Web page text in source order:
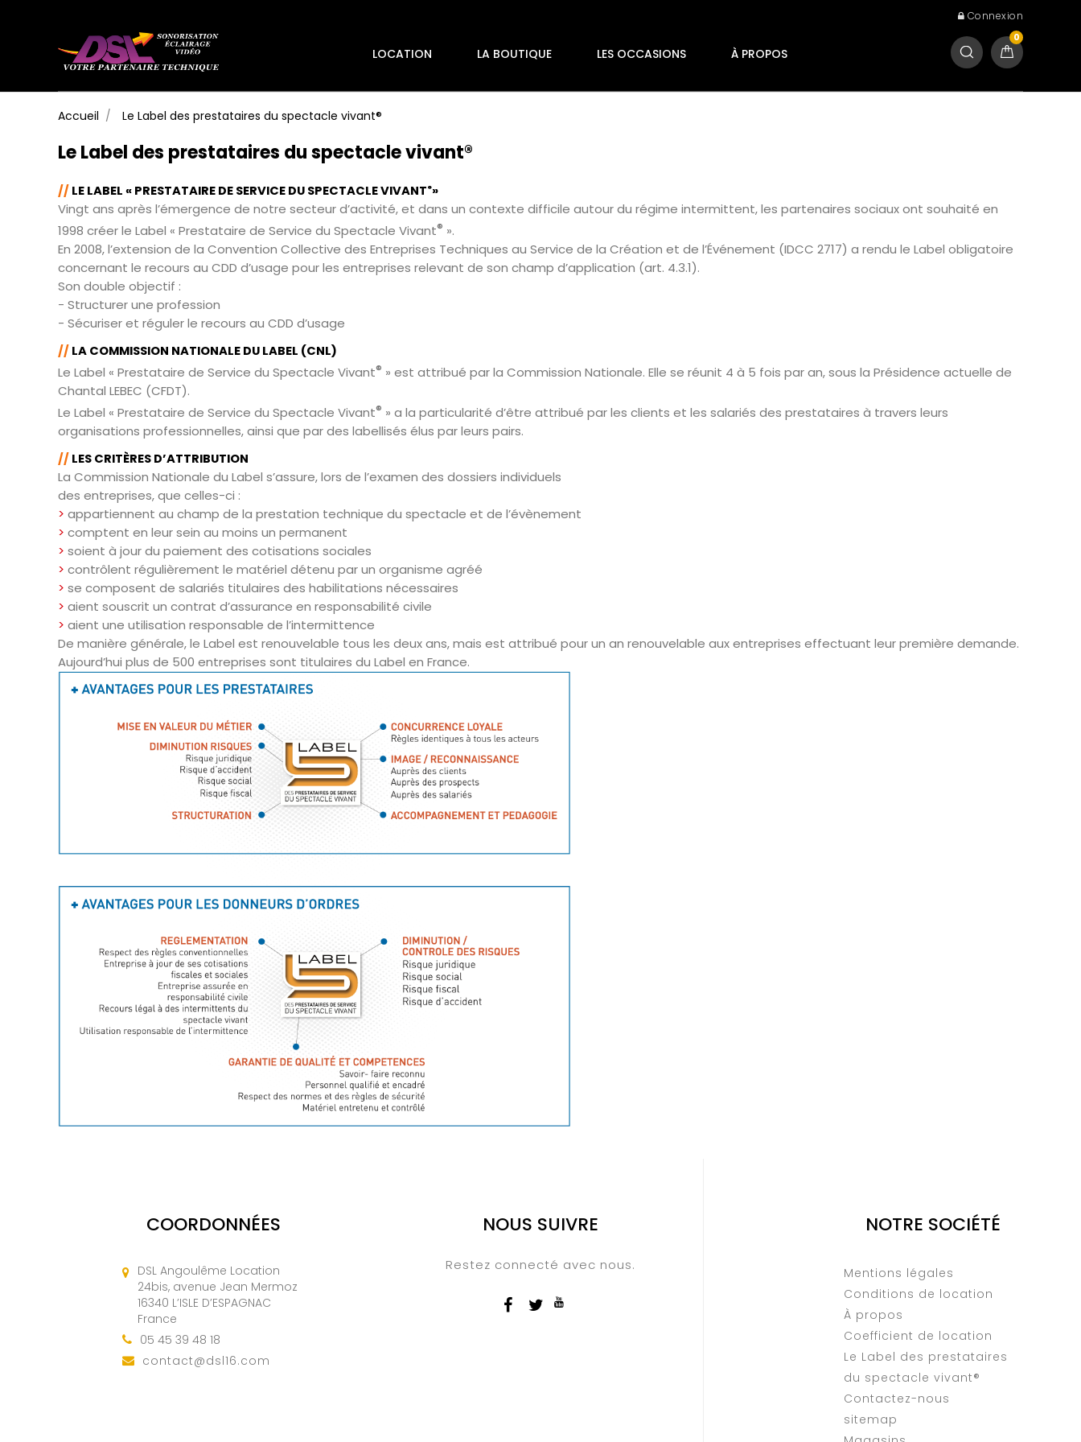
Connexion
0
LOCATION LA BOUTIQUE LES OCCASIONS À PROPOS
Accueil Le Label des prestataires du spectacle vivant®
Le Label des prestataires du spectacle vivant®
// LE LABEL « PRESTATAIRE DE SERVICE DU SPECTACLE VIVANT®»
Vingt ans après l’émergence de notre secteur d’activité, et dans un contexte difficile autour du régime intermittent, les partenaires sociaux ont souhaité en
1998 créer le Label « Prestataire de Service du Spectacle Vivant® ».
En 2008, l’extension de la Convention Collective des Entreprises Techniques au Service de la Création et de l’Événement (IDCC 2717) a rendu le Label obligatoire
concernant le recours au CDD d’usage pour les entreprises relevant de son champ d’application (art. 4.3.1).
Son double objectif :
- Structurer une profession
- Sécuriser et réguler le recours au CDD d’usage
// LA COMMISSION NATIONALE DU LABEL (CNL)
Le Label « Prestataire de Service du Spectacle Vivant® » est attribué par la Commission Nationale. Elle se réunit 4 à 5 fois par an, sous la Présidence actuelle de
Chantal LEBEC (CFDT).
Le Label « Prestataire de Service du Spectacle Vivant® » a la particularité d’être attribué par les clients et les salariés des prestataires à travers leurs
organisations professionnelles, ainsi que par des labellisés élus par leurs pairs.
// LES CRITÈRES D’ATTRIBUTION
La Commission Nationale du Label s’assure, lors de l’examen des dossiers individuels
des entreprises, que celles-ci :
> appartiennent au champ de la prestation technique du spectacle et de l’évènement
> comptent en leur sein au moins un permanent
> soient à jour du paiement des cotisations sociales
> contrôlent régulièrement le matériel détenu par un organisme agréé
> se composent de salariés titulaires des habilitations nécessaires
> aient souscrit un contrat d’assurance en responsabilité civile
> aient une utilisation responsable de l’intermittence
De manière générale, le Label est renouvelable tous les deux ans, mais est attribué pour un an renouvelable aux entreprises effectuant leur première demande.
Aujourd’hui plus de 500 entreprises sont titulaires du Label en France.
COORDONNÉES
DSL Angoulême Location
24bis, avenue Jean Mermoz
16340 L’ISLE D’ESPAGNAC
France
05 45 39 48 18
contact@dsl16.com
NOUS SUIVRE
Restez connecté avec nous.
NOTRE SOCIÉTÉ
Mentions légales
Conditions de location
À propos
Coefficient de location
Le Label des prestataires
du spectacle vivant®
Contactez-nous
sitemap